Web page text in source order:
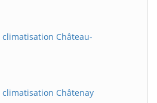
Château-
Châtenay